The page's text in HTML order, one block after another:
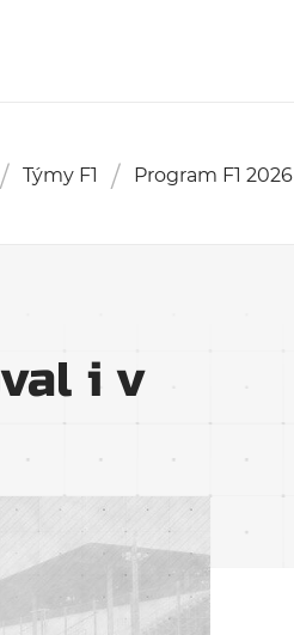
Týmy F1 Program F1 2026
i v